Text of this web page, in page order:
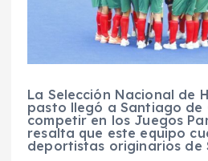
La Selección Nacional de
pasto llegó a Santiago de
competir en los Juegos
resalta que este equipo
deportistas originarios de